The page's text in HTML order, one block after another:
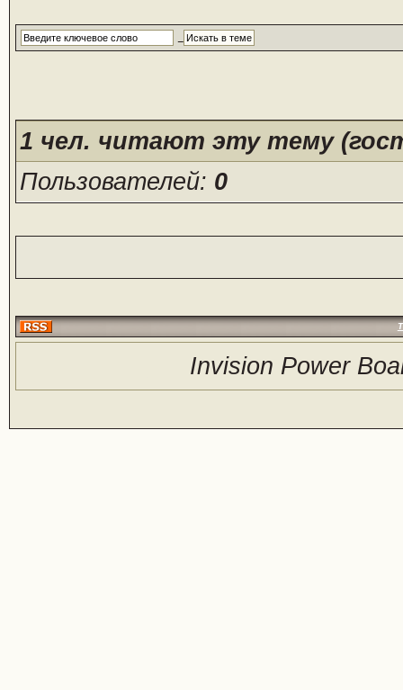
1 чел. читают эту тему
Пользователей: 0
Invision Power